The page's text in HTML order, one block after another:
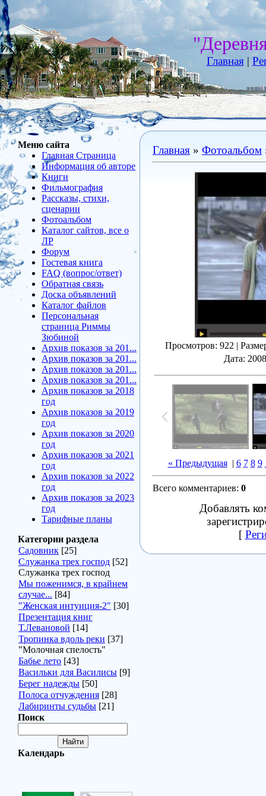
Главная|
Меню сайта
Главная Страница
Информация об авторе
Книги
Фильмография
Рассказы, стихи,
сценарии
Фотоальбом
Каталог сайтов, все о
ЛР
Форум
Гостевая книга
FAQ (вопрос/ответ)
Обратная связь
Доска объявлений
Каталог файлов
Персональная
страница Риммы
Зюбиной
Архив показов за 201...
Архив показов за 201...
Архив показов за 201...
Архив показов за 201...
Архив показов за 2018
год
Архив показов за 2019
год
Архив показов за 2020
год
Архив показов за 2021
год
Архив показов за 2022
год
Архив показов за 2023
год
Тарифные планы
Категории раздела
Садовник [25]
Служанка трех господ [52]
Служанка трех господ
Мы поженимся, в крайнем
случае... [84]
"Женская интуиция-2" [30]
Презентация книг
Т.Левановой [14]
Тропинка вдоль реки [37]
"Молочная спелость"
Бабье лето [43]
Васильки для Василисы [9]
Берег надежды [50]
Полоса отчуждения [28]
Лабиринты судьбы [21]
Поиск
Календарь
Главная » Фотоальбом
Просмотров: 922 |
Дата:
« Предыдущая| 6 7 8 9
Всего комментариев: 0
Добавлять
[